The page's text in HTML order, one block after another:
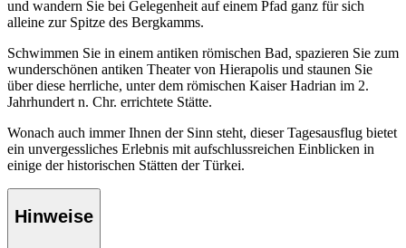
und wandern Sie bei Gelegenheit auf einem Pfad ganz für sich
alleine zur Spitze des Bergkamms.
Schwimmen Sie in einem antiken römischen Bad, spazieren Sie zum
wunderschönen antiken Theater von Hierapolis und staunen Sie
über diese herrliche, unter dem römischen Kaiser Hadrian im 2.
Jahrhundert n. Chr. errichtete Stätte.
Wonach auch immer Ihnen der Sinn steht, dieser Tagesausflug bietet
ein unvergessliches Erlebnis mit aufschlussreichen Einblicken in
einige der historischen Stätten der Türkei.
Hinweise